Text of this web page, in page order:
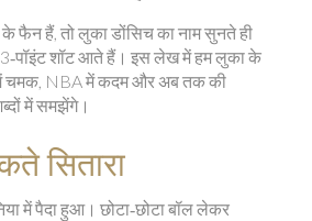
फैन हैं, तो लुका डोंसिच का नाम सुनते ही
3‑पॉइंट शॉट आते हैं। इस लेख में हम लुका के
चमक, NBA में कदम और अब तक की
में समझेंगे।
सितारा
में पैदा हुआ। छोटा‑छोटा बॉल लेकर